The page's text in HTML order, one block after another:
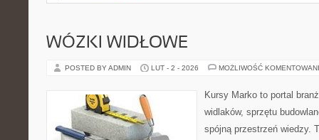
WÓZKI WIDŁOWE
POSTED BY ADMIN LUT - 2 - 2026 MOŻLIWOŚĆ
Kursy Marko to portal
widlaków, sprzętu
spójną przestrzeń wiedzy.